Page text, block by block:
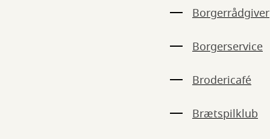
Borgerrådgiver
Borgerservice
Brodericafé
Brætspilklub